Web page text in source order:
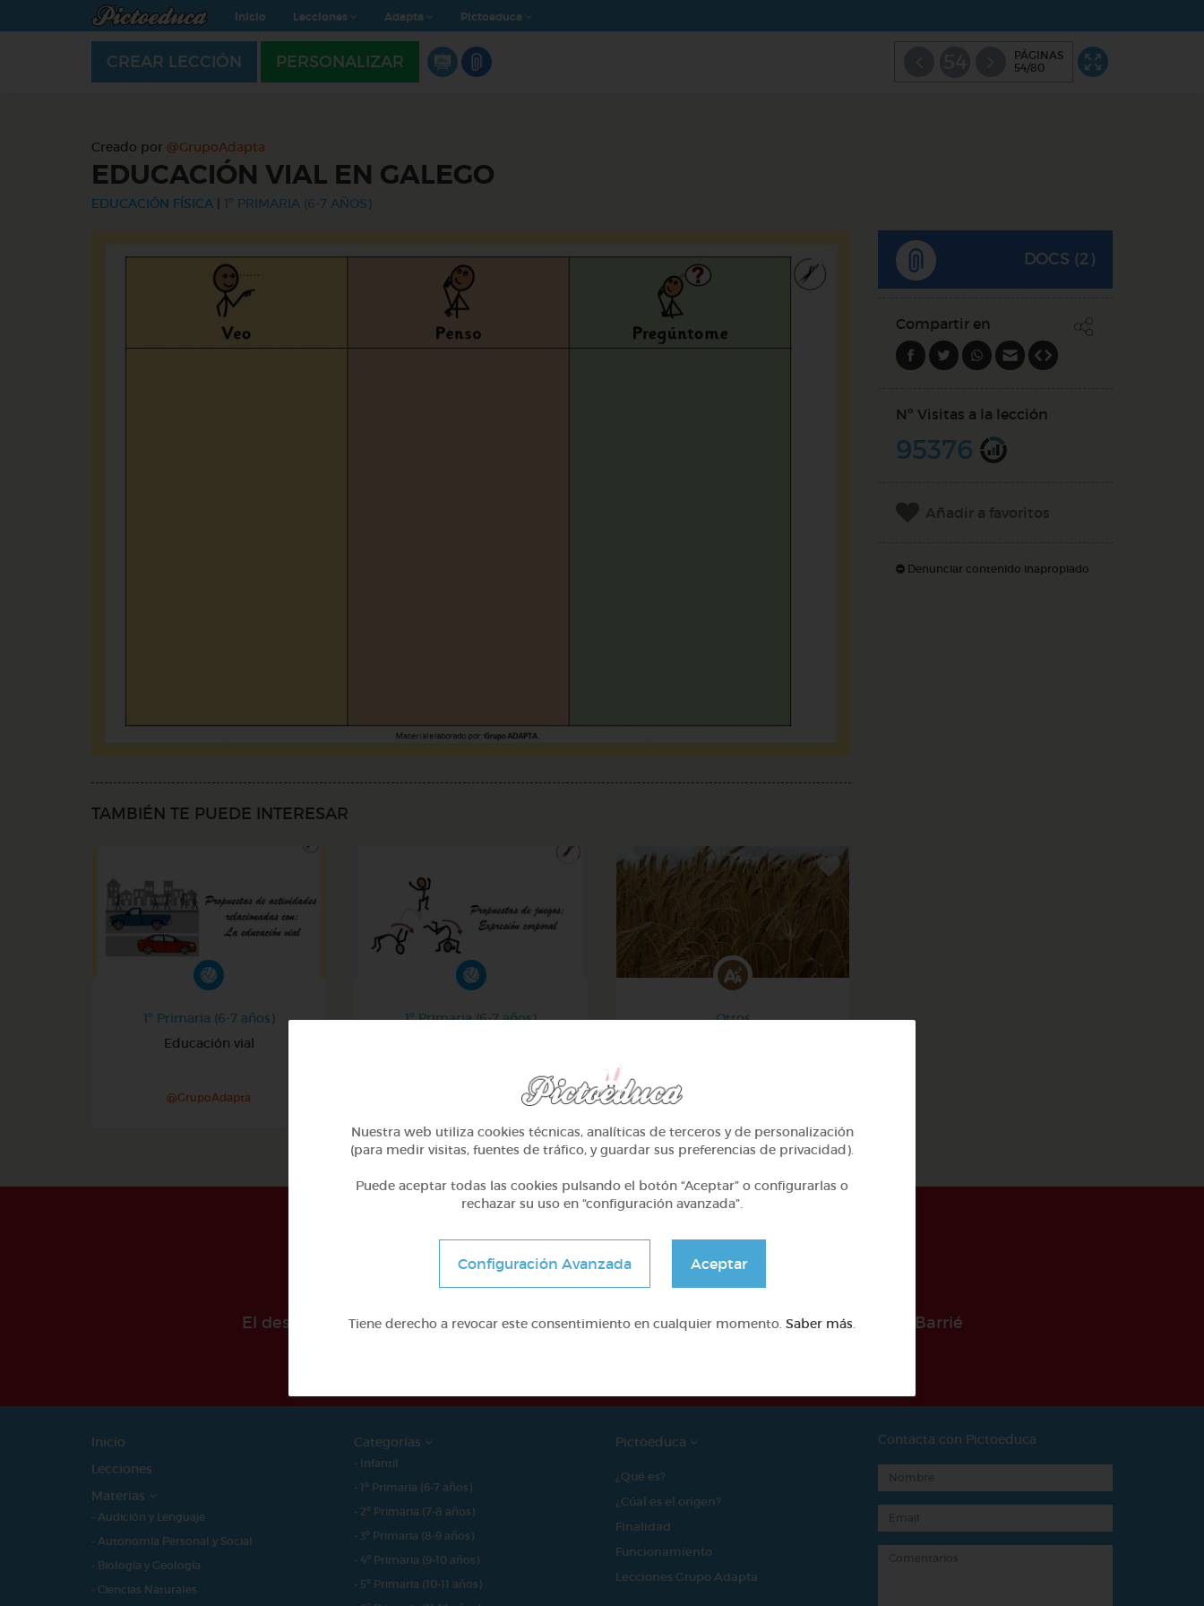
Inicio Lecciones Adapta Pictoeduca
CREAR LECCIÓN PERSONALIZAR
PÁGINAS
54/80
Creado por @GrupoAdapta
EDUCACIÓN VIAL EN GALEGO
EDUCACIÓN FÍSICA 1º PRIMARIA (6-7 AÑOS)
TAMBIÉN TE PUEDE INTERESAR
1º Primaria (6-7 años)
Educación vial
@GrupoAdapta
1º Primaria (6-7 años)
Otros
@Webparaelespanol
DOCS (2)
Compartir en
Nº Visitas a la lección
95376
Añadir a favoritos
Denunciar contenido inapropiado
El desarollo de este proyecto ha sido posible gracias al mecenazgo de la Fundación Barrié
Inicio
Lecciones
Materias
- Audición y Lenguaje
- Autonomía Personal y Social
- Biología y Geología
- Ciencias Naturales
Categorías
- Infantil
- 1º Primaria (6-7 años)
- 2º Primaria (7-8 años)
- 3º Primaria (8-9 años)
- 4º Primaria (9-10 años)
- 5º Primaria (10-11 años)
Pictoeduca
¿Qué es?
¿Cúal es el origen?
Finalidad
Funcionamiento
Lecciones Grupo Adapta
Contacta con Pictoeduca
Nuestra web utiliza cookies técnicas, analíticas de terceros y de personalización
(para medir visitas, fuentes de tráfico, y guardar sus preferencias de privacidad).
Puede aceptar todas las cookies pulsando el botón “Aceptar” o configurarlas o
rechazar su uso en “configuración avanzada”.
Configuración Avanzada Aceptar
Tiene derecho a revocar este consentimiento en cualquier momento. Saber más.